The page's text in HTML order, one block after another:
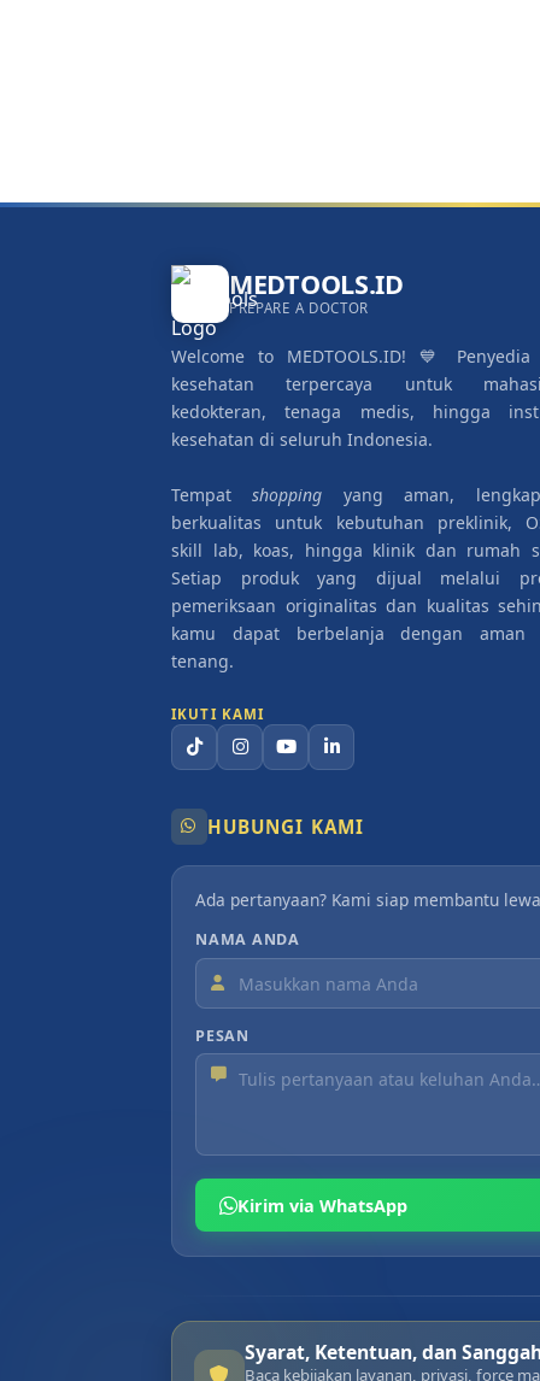
MEDTOOLS.ID
PREPARE A DOCTOR
Welcome to MEDTOOLS.ID! 💙
kesehatan terpercaya untuk
kedokteran, tenaga medis, hingga
kesehatan di seluruh Indonesia.
Tempatshopping yang aman,
berkualitas untuk kebutuhan preklinik,
skill lab, koas, hingga klinik dan rumah
Setiap produk yang dijual melalui
pemeriksaan originalitas dan kualitas
kamu dapat berbelanja dengan aman
tenang.
IKUTI KAMI
HUBUNGI KAMI
Ada pertanyaan? Kami siap membantu
NAMA ANDA
PESAN
Kirim via WhatsApp
Syarat, Ketentuan, dan
Baca kebijakan layanan, privasi, force